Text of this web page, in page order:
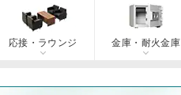
応接・ラウンジ 金庫・耐火金庫